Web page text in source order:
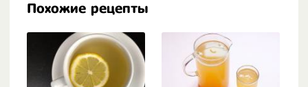
Похожие рецепты